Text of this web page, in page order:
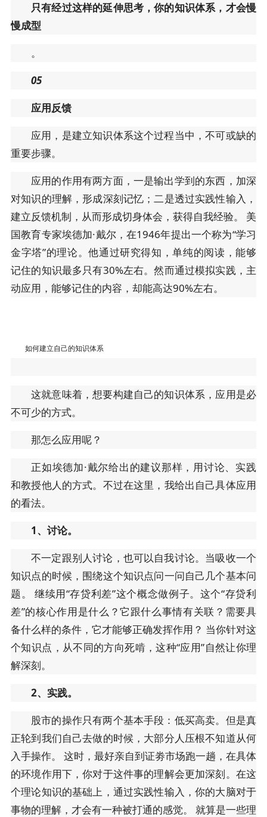
只有经过这样的延伸思考，你的知识体系，才会慢
慢成型
。
05
应用反馈
应用，是建立知识体系这个过程当中，不可或缺的
重要步骤。
应用的作用有两方面，一是输出学到的东西，加深
对知识的理解，形成深刻记忆；二是透过实践性输入，
建立反馈机制，从而形成切身体会，获得自我经验。 美
国教育专家埃德加·戴尔，在1946年提出一个称为“学习
金字塔”的理论。他通过研究得知，单纯的阅读，能够
记住的知识最多只有30%左右。然而通过模拟实践，主
动应用，能够记住的内容，却能高达90%左右。
如何建立自己的知识体系
这就意味着，想要构建自己的知识体系，应用是必
不可少的方式。
那怎么应用呢？
正如埃德加·戴尔给出的建议那样，用讨论、实践
和教授他人的方式。不过在这里，我给出自己具体应用
的看法。
1、讨论。
不一定跟别人讨论，也可以自我讨论。当吸收一个
知识点的时候，围绕这个知识点问一问自己几个基本问
题。 继续用“存贷利差”这个概念做例子。这个“存贷利
差”的核心作用是什么？它跟什么事情有关联？需要具
备什么样的条件，它才能够正确发挥作用？ 当你针对这
个知识点，从不同的方向死啃，这种“应用”自然让你理
解深刻。
2、实践。
股市的操作只有两个基本手段：低买高卖。但是真
正轮到我们自己去做的时候，大部分人压根不知道从何
入手操作。 这时，最好亲自到证劵市场跑一趟，在具体
的环境作用下，你对于这件事的理解会更加深刻。在这
个理论知识的基础上，通过实践性输入，你的大脑对于
事物的理解，才会有一种被打通的感觉。 就算是一些理